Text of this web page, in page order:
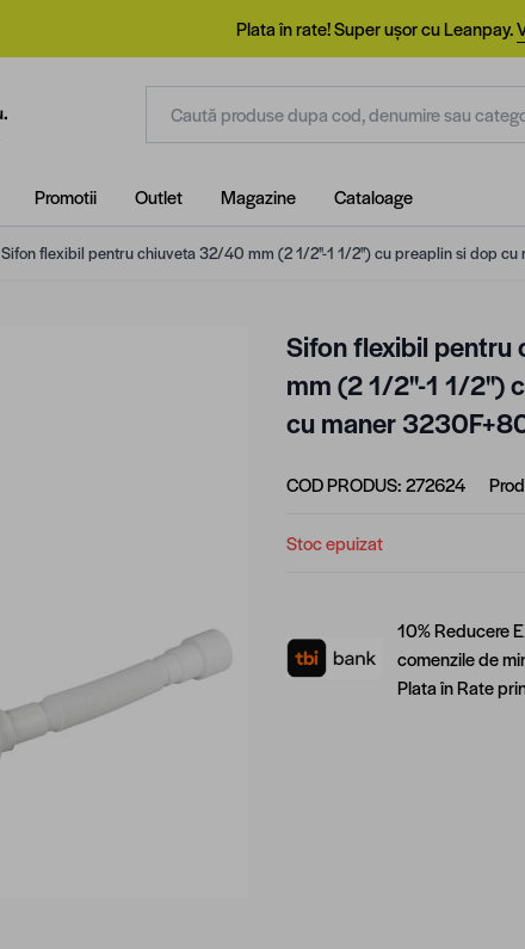
Plata în rate! Super ușor cu Leanpay.
Promotii Outlet Magazine Cataloage
Sifon flexibil pentru chiuveta 32/40 mm (2 1/2''-1 1/2'') cu preaplin si dop
Sifon flexibil
mm (2 1/2''-1 1/2'')
cu maner
COD PRODUS:272624
Stoc epuizat
10% Reducere
comenzile de
Plata în Rate